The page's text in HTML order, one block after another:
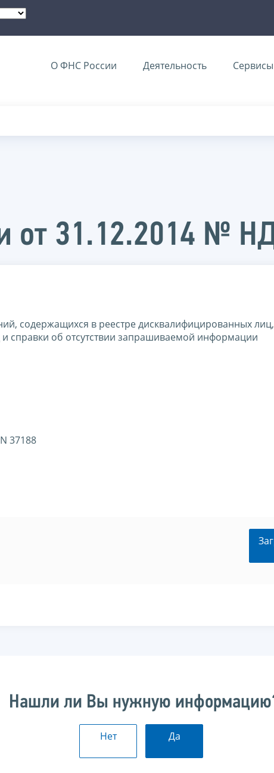
О ФНС России Деятельность Сервисы
от 31.12.2014 №
содержащихся в реестре дисквалифицированных
справки об отсутствии запрашиваемой информации
37188
Нашли ли Вы нужную
Нет Да